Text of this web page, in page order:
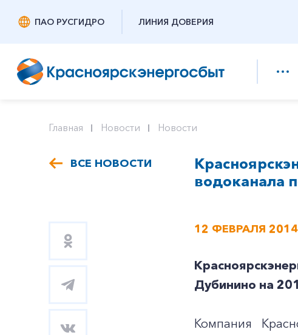
ПАО РУСГИДРО ЛИНИЯ ДОВЕРИЯ
Главная Новости Новости
ВСЕ НОВОСТИ
водоканала
12 ФЕВРАЛЯ 2014
Дубинино на
Компания